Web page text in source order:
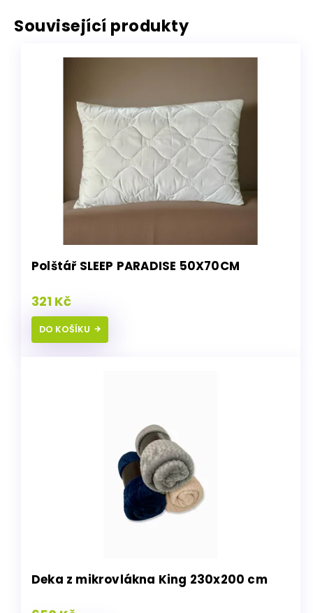
Související produkty
Polštář SLEEP PARADISE 50X70CM
321 Kč
DO KOŠÍKU
Deka z mikrovlákna King 230x200 cm